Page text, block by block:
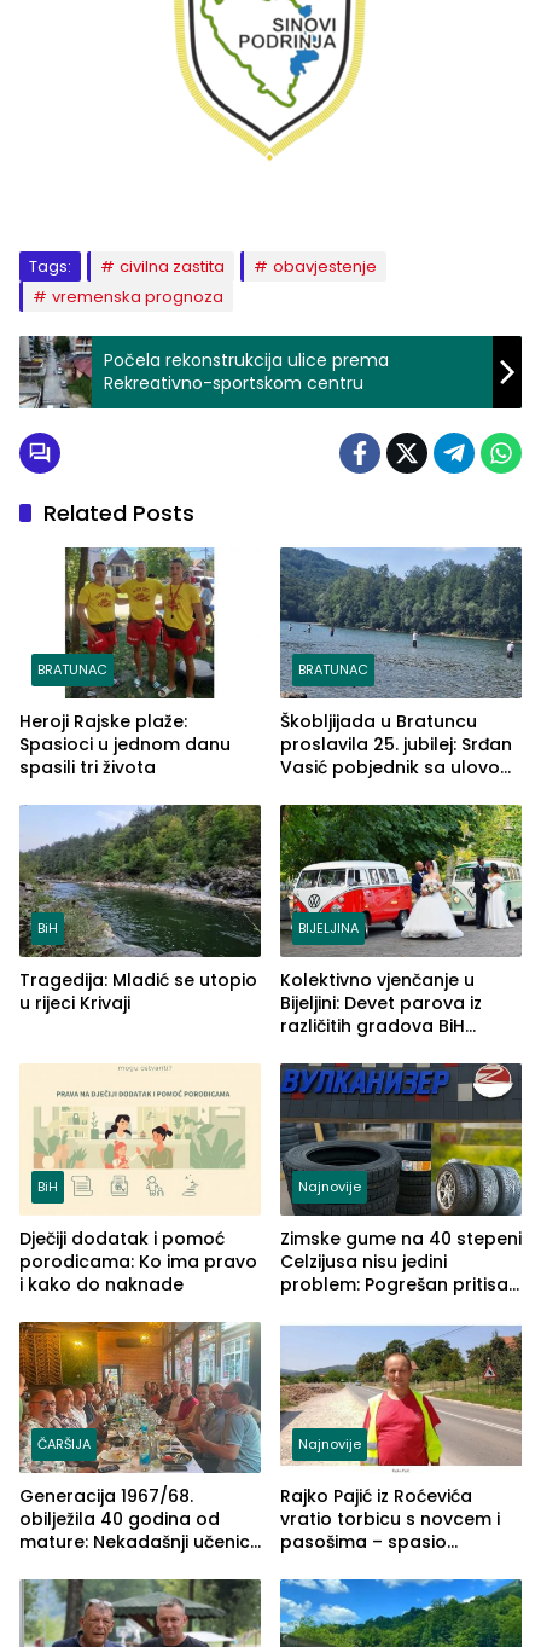
Tags: civilna zastita
obavjestenje
vremenska prognoza
Počela rekonstrukcija ulice prema
Rekreativno-sportskom centru
Related Posts
BRATUNAC
Heroji Rajske plaže:
Spasioci u jednom danu
spasili tri života
BRATUNAC
Škobljijada u Bratuncu
proslavila 25. jubilej: Srđan
Vasić pobjednik sa ulovom
BiH
Tragedija: Mladić se utopio
u rijeci Krivaji
BIJELJINA
Kolektivno vjenčanje u
Bijeljini: Devet parova iz
različitih gradova BiH
BiH
Dječiji dodatak i pomoć
porodicama: Ko ima pravo
i kako do naknade
Najnovije
Zimske gume na 40 stepeni
Celzijusa nisu jedini
problem: Pogrešan pritisak
ČARŠIJA
Generacija 1967/68.
obilježila 40 godina od
mature: Nekadašnji učenici
(FOTO)
Najnovije
Rajko Pajić iz Roćevića
vratio torbicu s novcem i
pasošima – spasio
Grčkoj